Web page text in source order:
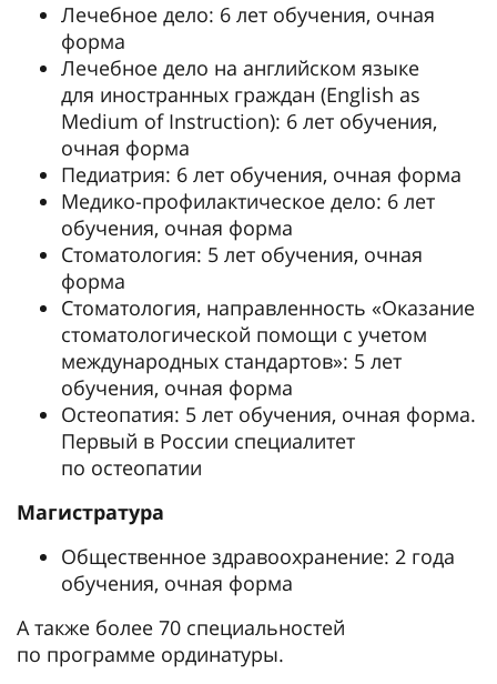
Лечебное дело: 6 лет обучения, очная
форма
Лечебное дело на английском языке
для иностранных граждан (English as
Medium of Instruction): 6 лет обучения,
очная форма
Педиатрия: 6 лет обучения, очная форма
Медико-профилактическое дело: 6 лет
обучения, очная форма
Стоматология: 5 лет обучения, очная
форма
Стоматология, направленность «Оказание
стоматологической помощи с учетом
международных стандартов»: 5 лет
обучения, очная форма
Остеопатия: 5 лет обучения, очная форма.
Первый в России специалитет
по остеопатии
Магистратура
Общественное здравоохранение: 2 года
обучения, очная форма
А также более 70 специальностей
по программе ординатуры.